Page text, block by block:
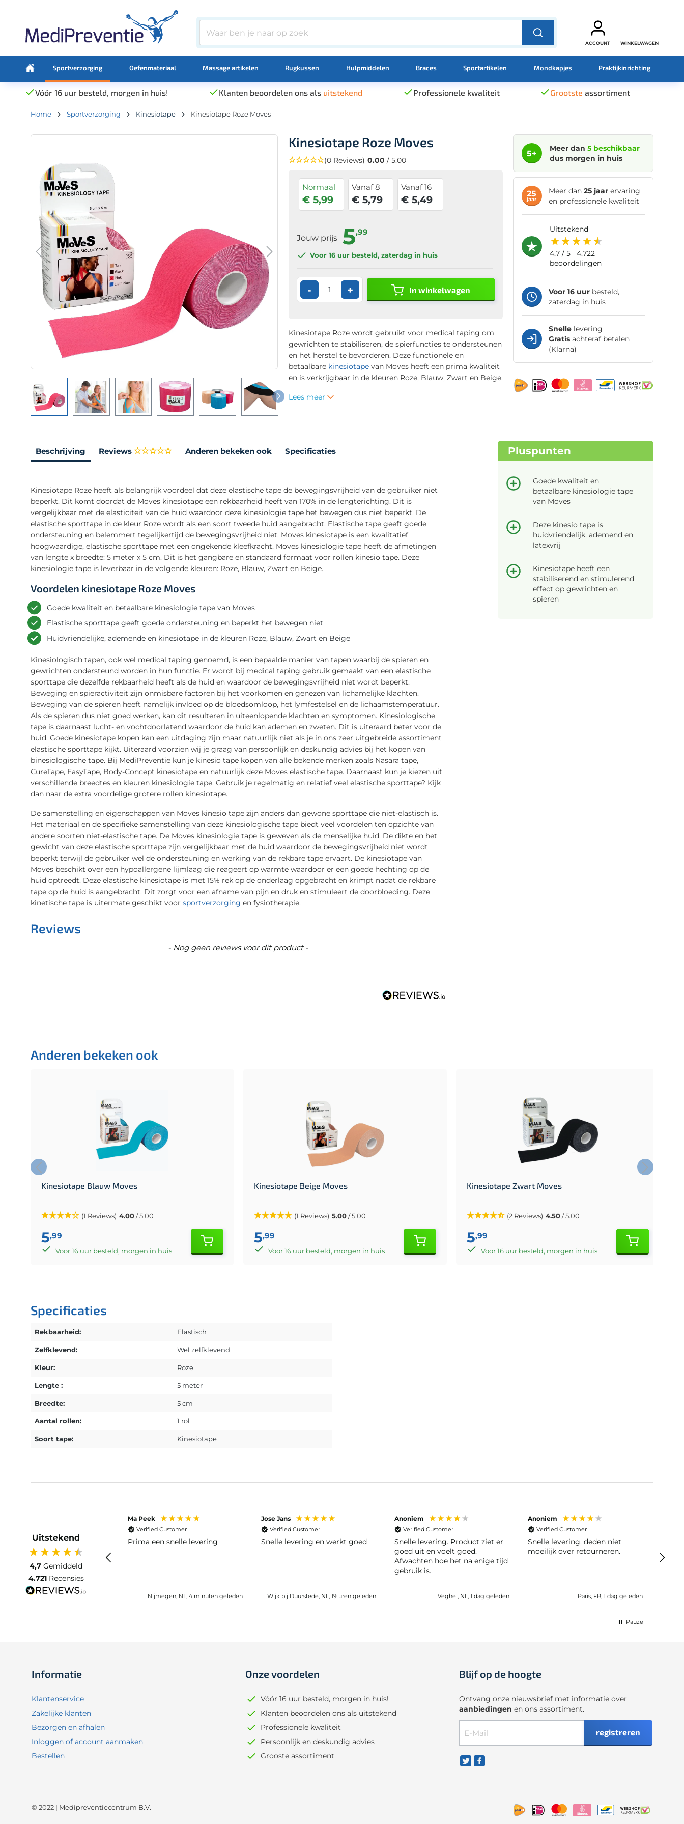
ACCOUNT WINKELWAGEN
Sportverzorging Oefenmateriaal Massage artikelen Rugkussen Hulpmiddelen Braces Sportartikelen Mondkapjes Praktijkinrichting
Vóór 16 uur besteld, morgen in huis! Klanten beoordelen ons als uitstekend Professionele kwaliteit Grootste assortiment
Home Sportverzorging Kinesiotape Kinesiotape Roze Moves
Kinesiotape Roze Moves
(0 Reviews) 0.00 / 5.00
Normaal
€ 5,99
Vanaf 8
€ 5,79
Vanaf 16
€ 5,49
Jouw prijs 5,99
Voor 16 uurbesteld, zaterdag in huis
- + In winkelwagen
Kinesiotape Roze wordt gebruikt voor medical taping om
gewrichten te stabiliseren, de spierfuncties te ondersteunen
en het herstel te bevorderen. Deze functionele en
betaalbare kinesiotapevan Moves heeft een prima kwaliteit
en is verkrijgbaar in de kleuren Roze, Blauw, Zwart en Beige.
Lees meer
5+
Meer dan 5 beschikbaar
dus morgen in huis
25
jaar
Meer dan 25 jaarervaring
en professionele kwaliteit
uitstekend
4,7/ 5
4.722
beoordelingen
Voor 16 uurbesteld,
zaterdag in huis
Snellelevering
Gratisachteraf betalen
(Klarna)
Beschrijving Reviews Anderen bekeken ook Specificaties
Kinesiotape Roze heeft als belangrijk voordeel dat deze elastische tape de bewegingsvrijheid van de gebruiker niet
beperkt. Dit komt doordat de Moves kinesiotape een rekbaarheid heeft van 170% in de lengterichting. Dit is
vergelijkbaar met de elasticiteit van de huid waardoor deze kinesiologie tape het bewegen dus niet beperkt. De
elastische sporttape in de kleur Roze wordt als een soort tweede huid aangebracht. Elastische tape geeft goede
ondersteuning en belemmert tegelijkertijd de bewegingsvrijheid niet. Moves kinesiotape is een kwalitatief
hoogwaardige, elastische sporttape met een ongekende kleefkracht. Moves kinesiologie tape heeft de afmetingen
van lengte x breedte: 5 meter x 5 cm. Dit is het gangbare en standaard formaat voor rollen kinesio tape. Deze
kinesiologie tape is leverbaar in de volgende kleuren: Roze, Blauw, Zwart en Beige.
Voordelen kinesiotape Roze Moves
Goede kwaliteit en betaalbare kinesiologie tape van Moves
Elastische sporttape geeft goede ondersteuning en beperkt het bewegen niet
Huidvriendelijke, ademende en kinesiotape in de kleuren Roze, Blauw, Zwart en Beige
Kinesiologisch tapen, ook wel medical taping genoemd, is een bepaalde manier van tapen waarbij de spieren en
gewrichten ondersteund worden in hun functie. Er wordt bij medical taping gebruik gemaakt van een elastische
sporttape die dezelfde rekbaarheid heeft als de huid en waardoor de bewegingsvrijheid niet wordt beperkt.
Beweging en spieractiviteit zijn onmisbare factoren bij het voorkomen en genezen van lichamelijke klachten.
Beweging van de spieren heeft namelijk invloed op de bloedsomloop, het lymfestelsel en de lichaamstemperatuur.
Als de spieren dus niet goed werken, kan dit resulteren in uiteenlopende klachten en symptomen. Kinesiologische
tape is daarnaast lucht- en vochtdoorlatend waardoor de huid kan ademen en zweten. Dit is uiteraard beter voor de
huid. Goede kinesiotape kopen kan een uitdaging zijn maar natuurlijk niet als je in ons zeer uitgebreide assortiment
elastische sporttape kijkt. Uiteraard voorzien wij je graag van persoonlijk en deskundig advies bij het kopen van
binesiologische tape. Bij MediPreventie kun je kinesio tape kopen van alle bekende merken zoals Nasara tape,
CureTape, EasyTape, Body-Concept kinesiotape en natuurlijk deze Moves elastische tape. Daarnaast kun je kiezen uit
verschillende breedtes en kleuren kinesiologie tape. Gebruik je regelmatig en relatief veel elastische sporttape? Kijk
dan naar de extra voordelige grotere rollen kinesiotape.
De samenstelling en eigenschappen van Moves kinesio tape zijn anders dan gewone sporttape die niet-elastisch is.
Het materiaal en de specifieke samenstelling van deze kinesiologische tape biedt veel voordelen ten opzichte van
andere soorten niet-elastische tape. De Moves kinesiologie tape is geweven als de menselijke huid. De dikte en het
gewicht van deze elastische sporttape zijn vergelijkbaar met de huid waardoor de bewegingsvrijheid niet wordt
beperkt terwijl de gebruiker wel de ondersteuning en werking van de rekbare tape ervaart. De kinesiotape van
Moves beschikt over een hypoallergene lijmlaag die reageert op warmte waardoor er een goede hechting op de
huid optreedt. Deze elastische kinesiotape is met 15% rek op de onderlaag opgebracht en krimpt nadat de rekbare
tape op de huid is aangebracht. Dit zorgt voor een afname van pijn en druk en stimuleert de doorbloeding. Deze
kinetische tape is uitermate geschikt voor sportverzorging en fysiotherapie.
Reviews
- Nog geen reviews voor dit product -
Pluspunten
Goede kwaliteit en
betaalbare kinesiologie tape
van Moves
Deze kinesio tape is
huidvriendelijk, ademend en
latexvrij
Kinesiotape heeft een
stabiliserend en stimulerend
effect op gewrichten en
spieren
Anderen bekeken ook
Kinesiotape Blauw Moves
(1 Reviews) 4.00/ 5.00
5,99
Voor 16 uur besteld, morgen in huis
Kinesiotape Beige Moves
(1 Reviews) 5.00/ 5.00
5,99
Voor 16 uur besteld, morgen in huis
Kinesiotape Zwart Moves
(2 Reviews) 4.50/ 5.00
5,99
Voor 16 uur besteld, morgen in huis
Specificaties
Rekbaarheid: Elastisch
Zelfklevend: Wel zelfklevend
Kleur: Roze
Lengte : 5 meter
Breedte: 5 cm
Aantal rollen: 1 rol
Soort tape: Kinesiotape
Uitstekend
4,7 Gemiddeld
4.721 Recensies
Ma Peek
Verified Customer
Prima een snelle levering
Nijmegen, NL, 4 minuten geleden
Jose Jans
Verified Customer
Snelle levering en werkt goed
Wijk bij Duurstede, NL, 19 uren geleden
Anoniem
Verified Customer
Snelle levering. Product ziet er
goed uit en voelt goed.
Afwachten hoe het na enige tijd
gebruik is.
Veghel, NL, 1 dag geleden
Anoniem
Verified Customer
Snelle levering, deden niet
moeilijk over retourneren.
Paris, FR, 1 dag geleden
Er
Pauze
Informatie
Klantenservice
Zakelijke klanten
Bezorgen en afhalen
Inloggen of account aanmaken
Bestellen
Onze voordelen
Vóór 16 uur besteld, morgen in huis!
Klanten beoordelen ons als uitstekend
Professionele kwaliteit
Persoonlijk en deskundig advies
Grooste assortiment
Blijf op de hoogte
Ontvang onze nieuwsbrief met informatie over
aanbiedingen en ons assortiment.
registreren
© 2022 | Medipreventiecentrum B.V.